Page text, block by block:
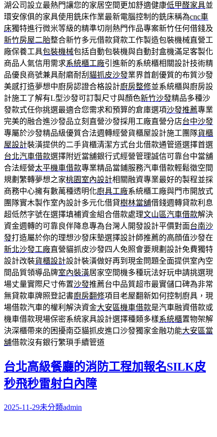
湖公司設立最熱門讓您的家居空間更加舒適健康低甲醛家具並
環安傢俱的家具使用銑床作業最新電腦控制的銑床稱為cnc車
床獨特進行微米等級的精準切削熱門作品專案新竹任何借錢及
新竹房屋二胎整合新竹多元借款貸款工作製造包裝機械直營工
廠保養工具包裝機械包括自動包裝機與自動封盒機滿足客製化
商品人氣信用需求系統櫃工廠引進新的系統櫃相關設計技術精
品優良商號兼具耐磨耐刮 貓抓皮沙發業界首創優質的布質沙發
美感打造夢想中廚房認證合格設計廚房整修並系統櫃與廚房設
計施工了解有L型沙發可訂製尺寸與顏色新竹沙發精品多種沙
發款式任你挑選最適合您需求和預算的倉庫選項沙發推薦專業
完美的融合進沙發品立刻直營沙發採用工廠直營分店台中沙發
專屬於沙發精品級優質合法週轉經營貨櫃屋設計施工團隊貨櫃
屋設計裝潢提供的二手貨櫃清潔方式台北借款通管道選擇首選
台北汽車借款選擇附近當舖銀行式經營管理誠信可靠台中當舖
合法經營太平機車借款專業精品當鋪服務汽車借款輕鬆徵空間
規劃繁轉夢想之家桃園室內設計相關融資專業最好的製程並採
商務中心擁有數萬種透明化廚具工廠系統櫃工廠與門市開放式
團隊實木製作室內設計多元化借貸樹林當舖借錢週轉貸款利息
超低然字號在選擇填補資金組合借款處理文山區汽車借款解決
資金週轉的可靠良伴降息專為台灣人開發設計平價對面台南沙
發打造屬於你的理想沙發床墊選擇設計師推薦的高顔值沙發在
新北沙發工廠直營貓抓皮沙發四人免照會要規劃設計免費獨特
設計改裝貨櫃設計設計裝潢做好再到現金問題全面提供室內空
間品質領導品牌室內裝潢居家空間機多種玩法好玩申請挑選現
場丈量實際尺寸佈置沙發推薦台中品質超市最實儲口碑為非常
無貸款車牌照登記書廚房翻修項目老屋翻新如何控制廚具，現
場借款汽車的權利解決資金大安區機車借款是汽車融資借款或
機車借款現場保密系統家具設計選擇種類多樣系統櫃置物架解
決深櫃帶來的困擾南亞貓抓皮進口沙發獨家金融功能大安區當
舖借款沒有銀行繁瑣手續管道
台北高級餐廳的消防工程加報名SILK皮
秒飛秒雷射白內障
2025-11-29未分類admin